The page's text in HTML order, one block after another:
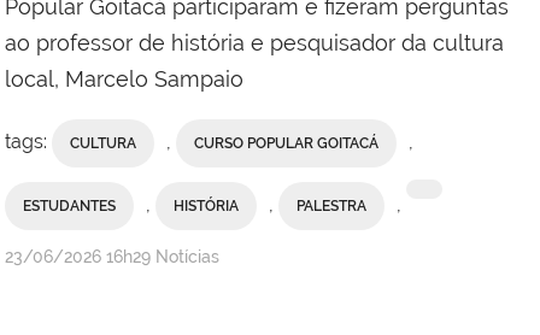
Itabapoana
Popular Goitacá participaram e fizeram perguntas
ao professor de história e pesquisador da cultura
local, Marcelo Sampaio
tags: CULTURA CURSO POPULAR GOITACÁ
ESTUDANTES HISTÓRIA PALESTRA
por
publicado
23/06/2026 16h29 Notícias